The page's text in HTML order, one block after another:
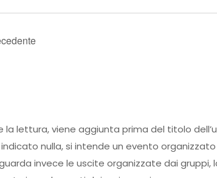
la lettura, viene aggiunta prima del titolo
nulla, si intende un evento
invece le uscite organizzate dai